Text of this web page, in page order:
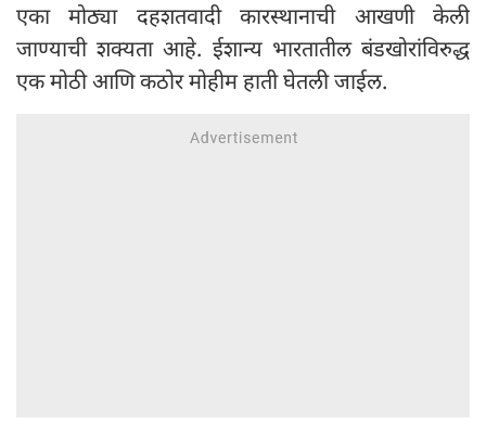
एका मोठ्या दहशतवादी कारस्थानाची आखणी केली
जाण्याची शक्यता आहे. ईशान्य भारतातील बंडखोरांविरुद्ध
एक मोठी आणि कठोर मोहीम हाती घेतली जाईल.